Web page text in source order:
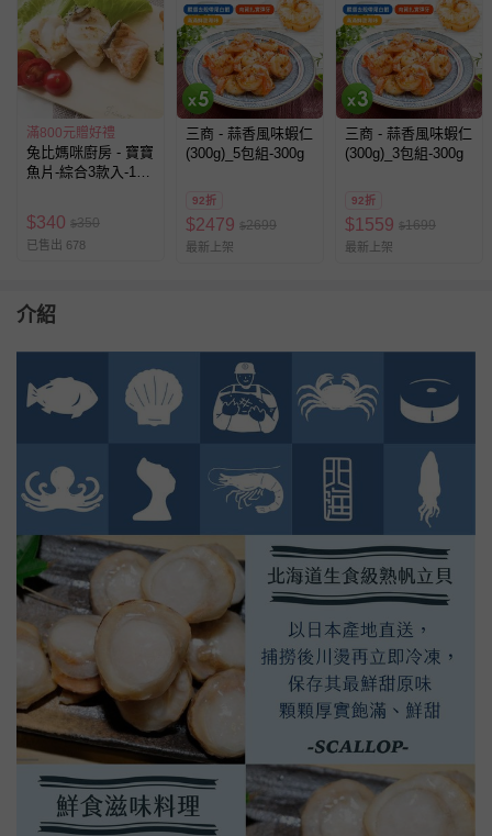
滿800元贈好禮
兔比媽咪廚房 - 寶寶
魚片-綜合3款入-180
$340 $350
已售出 678
三商 - 蒜香風味蝦仁
(300g)_5包組-300g
92折
$2479 $2699
最新上架
三商 - 蒜香風味蝦仁
(300g)_3包組-300g
92折
$1559 $1699
最新上架
介紹